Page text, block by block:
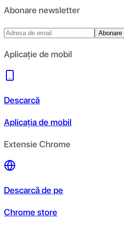
Abonare newsletter
Abonare
Aplicație de mobil
Descarcă
Aplicația de mobil
Extensie Chrome
Descarcă de pe
Chrome store